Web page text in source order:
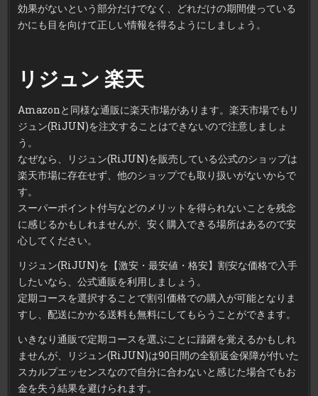
効果がないという部分だけでなく、どれだけの期間使っている
かにも目を向けて正しい情報を得るようにしましょう。
リジュン 楽天
Amazonと同様な通販に楽天市場があります。楽天市場でもリ
ジュン(RiJUN)を注文することはできないので注意しましょ
う。
なぜなら、リジュン(RiJUN)を販売している公式のショップは
楽天市場に存在せず、他のショップでも取り扱いがないからで
す。
スーパーポイント付与などのメリットを得られないことを残念
に感じるかもしれませんが、安く購入できる場所はあるので安
心してください。
リジュン(RiJUN)を【激安・最安値・格安】割安な価格で入手
したいなら、公式通販を利用しましょう。
定期コースを選択することで割引価格での購入が可能となりま
すし、配送にかかる送料も無料にしてもらうことができます。
いきなり通販で定期コースを選ぶことに躊躇を覚えるかもしれ
ませんが、リジュン(RiJUN)は90日間の全額返金保障が付いた
スカルプエッセンスなので自分に合わないと感じた場合でもお
金を失う結果を避けられます。